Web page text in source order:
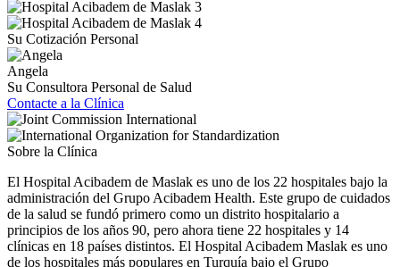
Su Cotización Personal
Angela
Su Consultora Personal de Salud
Contacte a la Clínica
Sobre la Clínica
El Hospital Acibadem de Maslak es uno de los 22 hospitales bajo la
administración del Grupo Acibadem Health. Este grupo de cuidados
de la salud se fundó primero como un distrito hospitalario a
principios de los años 90, pero ahora tiene 22 hospitales y 14
clínicas en 18 países distintos. El Hospital Acibadem Maslak es uno
de los hospitales más populares en Turquía bajo el Grupo